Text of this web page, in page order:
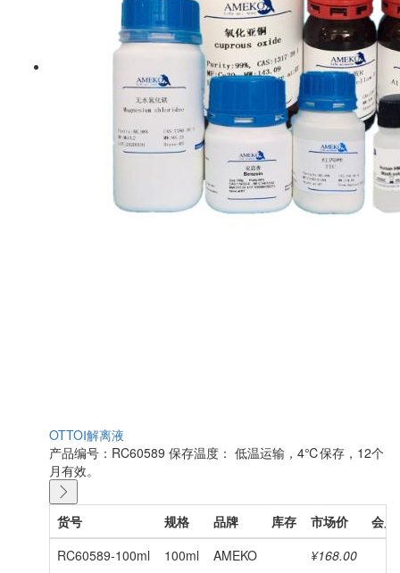
OTTOⅠ解离液
产品编号：RC60589 保存温度： 低温运输，4℃保存，12个
月有效。
货号 规格 品牌 库存 市场价
会员
RC60589-100ml
100ml AMEKO ¥168.00